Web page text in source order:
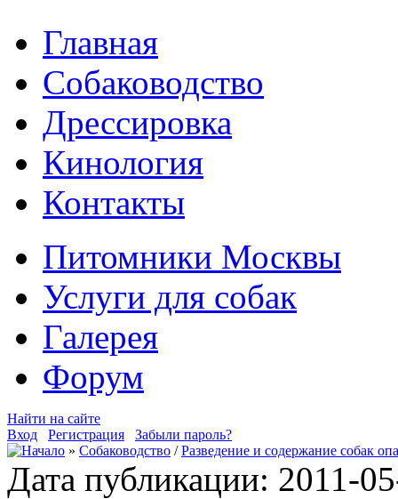
Главная
Собаководство
Дрессировка
Кинология
Контакты
Питомники Москвы
Услуги для собак
Галерея
Форум
Найти на сайте
Вход
Регистрация
Забыли пароль?
» Собаководство /Разведение и содержание собак
Дата публикации: 2011-